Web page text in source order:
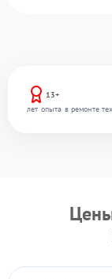
13+
лет опыта в ремонте